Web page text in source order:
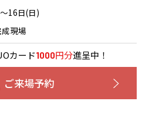
16日(日)
現場
カード1000円分進呈中！
ご来場予約